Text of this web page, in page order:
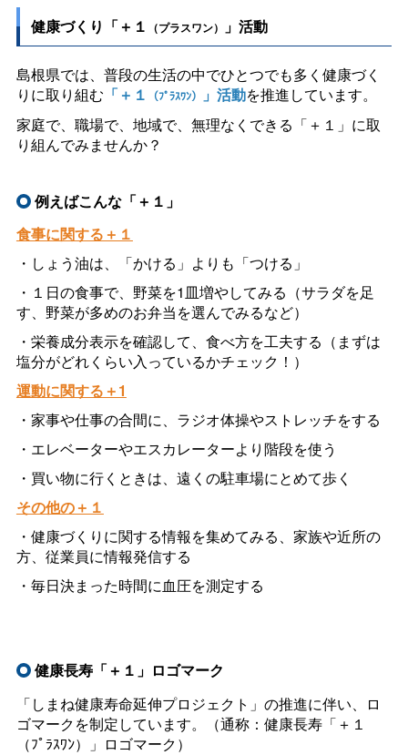
健康づくり「＋１ （プラスワン） 」活動
島根県では、普段の生活の中でひとつでも多く健康づく
りに取り組む 「＋１ （ﾌﾟﾗｽﾜﾝ） 」活動を推進しています。
家庭で、職場で、地域で、無理なくできる「＋１」に取
り組んでみませんか？
例えばこんな「＋１」
食事に関する＋１
・しょう油は、「かける」よりも「つける」
・１日の食事で、野菜を1皿増やしてみる（サラダを足
す、野菜が多めのお弁当を選んでみるなど）
・栄養成分表示を確認して、食べ方を工夫する（まずは
塩分がどれくらい入っているかチェック！）
運動に関する＋1
・家事や仕事の合間に、ラジオ体操やストレッチをする
・エレベーターやエスカレーターより階段を使う
・買い物に行くときは、遠くの駐車場にとめて歩く
その他の＋１
・健康づくりに関する情報を集めてみる、家族や近所の
方、従業員に情報発信する
・毎日決まった時間に血圧を測定する
健康長寿「＋１」ロゴマーク
「しまね健康寿命延伸プロジェクト」の推進に伴い、ロ
ゴマークを制定しています。（通称：健康長寿「＋１
（ﾌﾟﾗｽﾜﾝ）」ロゴマーク）